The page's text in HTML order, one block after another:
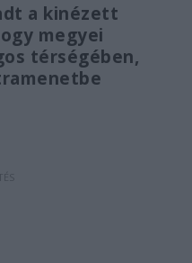
a kinézett
megyei
térségében,